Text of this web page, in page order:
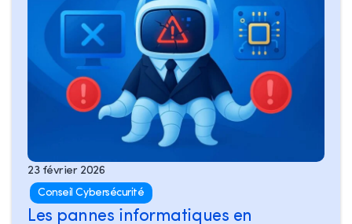
23 février 2026
Conseil Cybersécurité
Les pannes informatiques en